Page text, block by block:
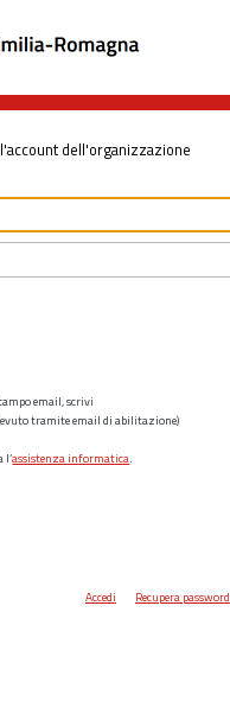
dell'organizzazione
email, scrivi
tramite email di abilitazione)
l’assistenza informatica.
Accedi Recupera password